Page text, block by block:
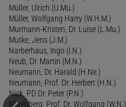
Müller, Ulrich (U.Mü.)
Müller, Wolfgang Harry (W.H.M.)
Murmann-Kristen, Dr. Luise (L.Mu.)
Mutke, Jens (J.M.)
Narberhaus, Ingo (I.N.)
Neub, Dr. Martin (M.N.)
Neumann, Dr. Harald (H.Ne.)
Neumann, Prof. Dr. Herbert (H.N.)
Nick, PD Dr. Peter (P.N.)
Nörenberg, Prof. Dr. Wolfgang (W.N.)